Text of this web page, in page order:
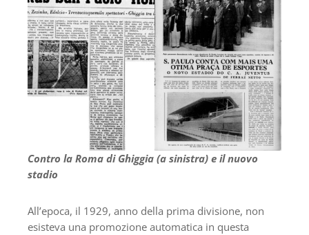
Contro la Roma di Ghiggia (a sinistra) e il nuovo
stadio
All’epoca, il 1929, anno della prima divisione, non
esisteva una promozione automatica in questa